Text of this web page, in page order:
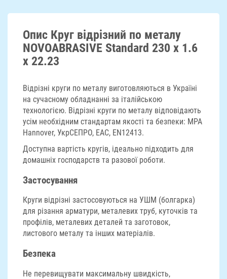
ДОСТАВКА
Опис Круг відрізний по металу
NOVOABRASIVE Standard 230 x 1.6
x 22.23
Відрізні круги по металу виготовляються в Україні
на сучасному обладнанні за італійською
технологією. Відрізні круги по металу відповідають
усім необхідним стандартам якості та безпеки: MPA
Hannover, УкрСЕПРО, EAC, EN12413.
Доступна вартість кругів, ідеально підходить для
домашніх господарств та разової роботи.
Застосування
Круги відрізні застосовуються на УШМ (болгарка)
для різання арматури, металевих труб, куточків та
профілів, металевих деталей та заготовок,
листового металу та інших матеріалів.
Безпека
Не перевищувати максимальну швидкість,